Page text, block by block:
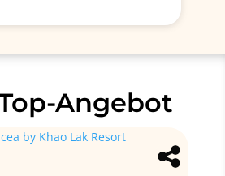
Angebot